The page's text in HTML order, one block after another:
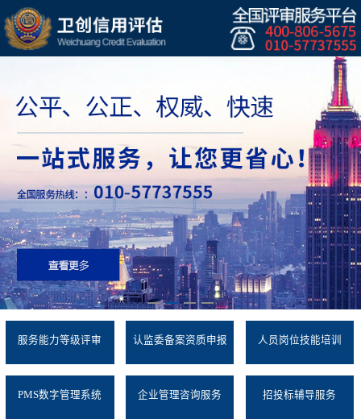
服务能力等级评审 认监委备案资质申报 人员岗位技能培训
PMS数字管理系统 企业管理咨询服务 招投标辅导服务